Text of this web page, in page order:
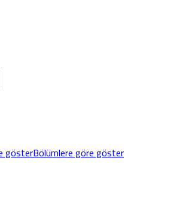
gösterBölümlere göre göster